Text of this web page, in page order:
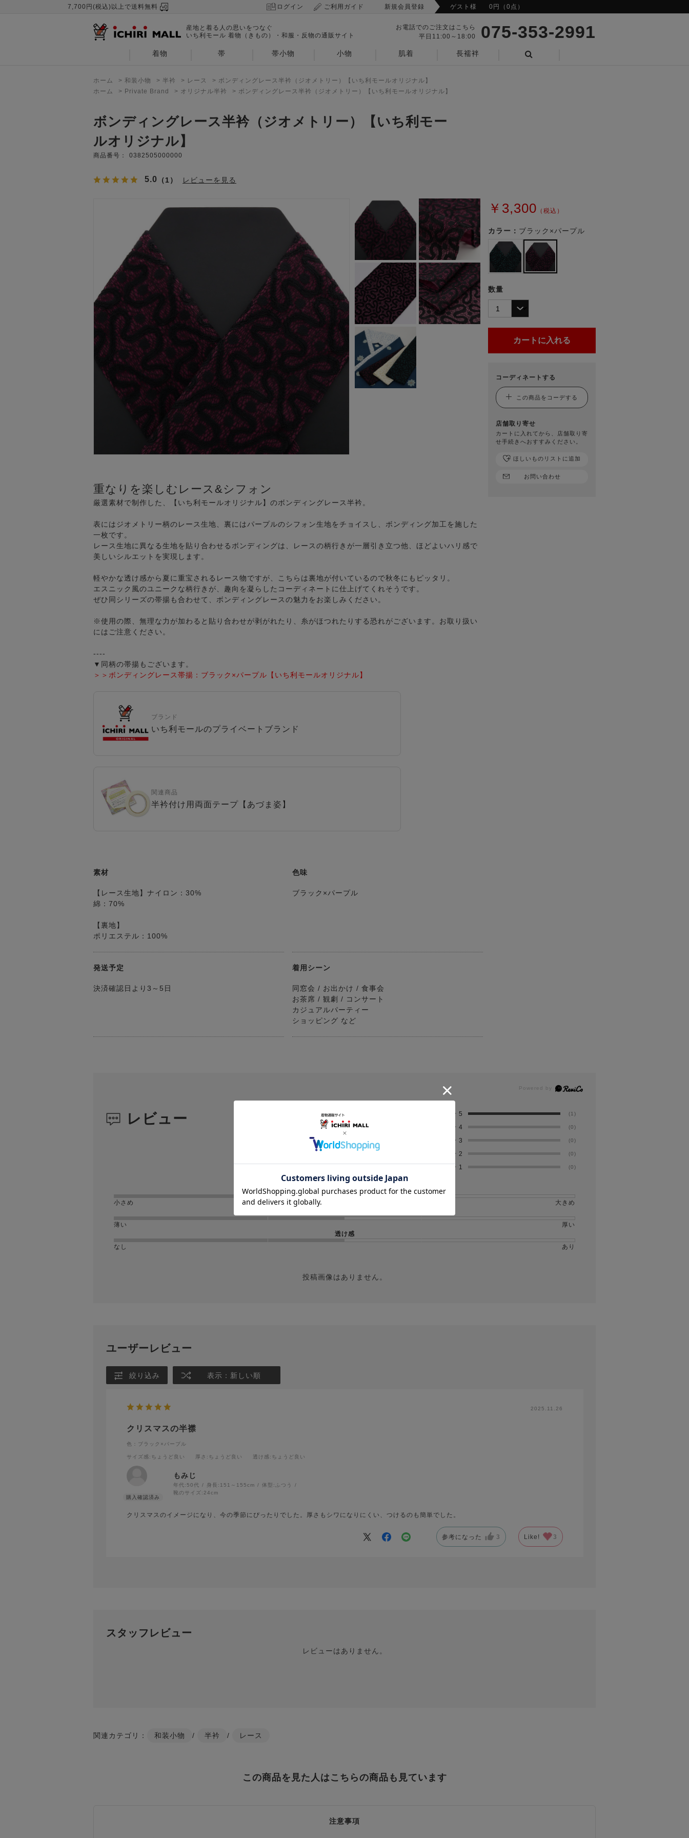
7,700円(税込)以上で送料無料 ログイン ご利用ガイド 新規会員登録 ゲスト様 0円（0点）
産地と着る人の思いをつなぐ
いち利モール 着物（きもの）・和服・反物の通販サイト
お電話でのご注文はこちら
平日11:00～18:00
075-353-2991
着物 帯 帯小物 小物 肌着
長襦袢
ホーム > 和装小物 > 半衿 > レース > ボンディングレース半衿（ジオメトリー）【いち利モールオリジナル】
ホーム
> Private Brand > オリジナル半衿 > ボンディングレース半衿（ジオメトリー）【いち利モールオリジナル】
ボンディングレース半衿（ジオメトリー）【いち利モー
ルオリジナル】
商品番号： 0382505000000
5.0 （1） レビューを見る
重なりを楽しむレース&シフォン
厳選素材で制作した、【いち利モールオリジナル】のボンディングレース半衿。
表にはジオメトリー柄のレース生地、裏にはパープルのシフォン生地をチョイスし、ボンディング加工を施した
一枚です。
レース生地に異なる生地を貼り合わせるボンディングは、レースの柄行きが一層引き立つ他、ほどよいハリ感で
美しいシルエットを実現します。
軽やかな透け感から夏に重宝されるレース物ですが、こちらは裏地が付いているので秋冬にもピッタリ。
エスニック風のユニークな柄行きが、趣向を凝らしたコーディネートに仕上げてくれそうです。
ぜひ同シリーズの帯揚も合わせて、ボンディングレースの魅力をお楽しみください。
※使用の際、無理な力が加わると貼り合わせが剥がれたり、糸がほつれたりする恐れがございます。お取り扱い
にはご注意ください。
----
▼同柄の帯揚もございます。
＞＞ボンディングレース帯揚：ブラック×パープル【いち利モールオリジナル】
ブランド
いち利モールのプライベートブランド
関連商品
半衿付け用両面テープ【あづま姿】
素材
【レース生地】ナイロン：30%
綿：70%
【裏地】
ポリエステル：100%
色味
ブラック×パープル
発送予定
決済確認日より3～5日
着用シーン
同窓会 / お出かけ / 食事会
お茶席 / 観劇 / コンサート
カジュアルパーティー
ショッピング など
レビュー
レビュー件数：
★ 5 (1)
★ 4 (0)
★ 3 (0)
★ 2 (0)
★ 1 (0)
サイズ感
小さめ
大きめ
薄い
厚い
透け感
なし
あり
投稿画像はありません。
ユーザーレビュー
絞り込み 表示：新しい順
2025.11.26
クリスマスの半襟
色：ブラック×パープル
サイズ感:ちょうど良い 厚さ :ちょうど良い 透け感:ちょうど良い
もみじ
年代: 50代 身長: 151～155cm 体型: ふつう
靴のサイズ: 24cm
クリスマスのイメージになり、今の季節にぴったりでした。厚さもシワになりにくい、つけるのも簡単でした。
参考になった 3 Like! 3
スタッフレビュー
レビューはありません。
関連カテゴリ： 和装小物 / 半衿 / レース
この商品を見た人はこちらの商品も見ています
注意事項
￥3,300 （税込）
カラー： ブラック×パープル
数量
コーディネートする
この商品をコーデする
店舗取り寄せ
カートに入れてから、店舗取り寄
せ手続きへおすすみください。
お問い合わせ
ほしいものリストに追加